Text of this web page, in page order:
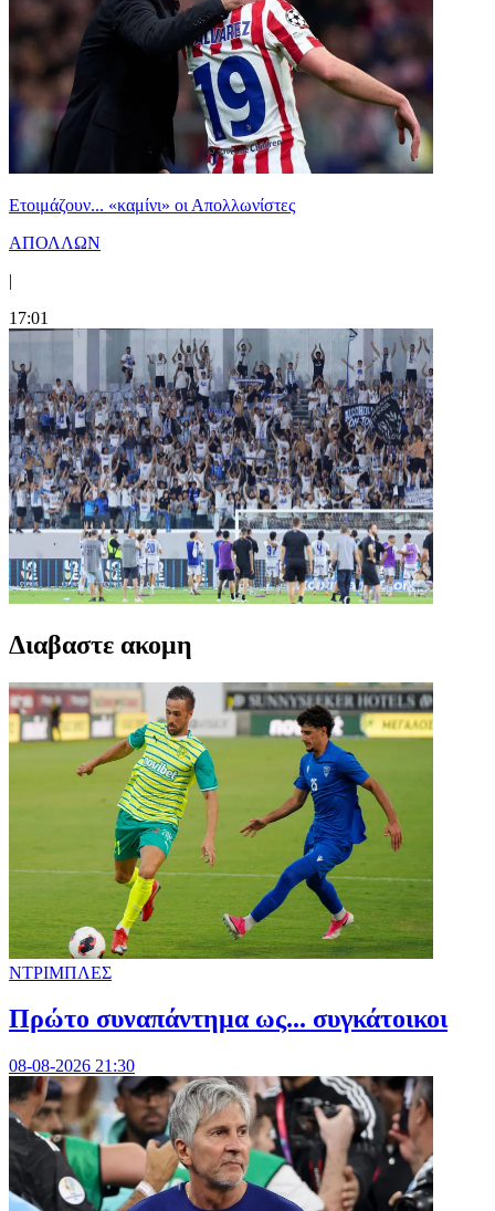
Ετοιμάζουν... «καμίνι» οι Απολλωνίστες
ΑΠΟΛΛΩΝ
|
17:01
Διαβαστε ακομη
ΝΤΡΙΜΠΛΕΣ
Πρώτο συναπάντημα ως... συγκάτοικοι
08-08-2026 21:30